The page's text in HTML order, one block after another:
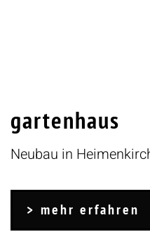
gartenhaus
Neubau in
mehr erfahren